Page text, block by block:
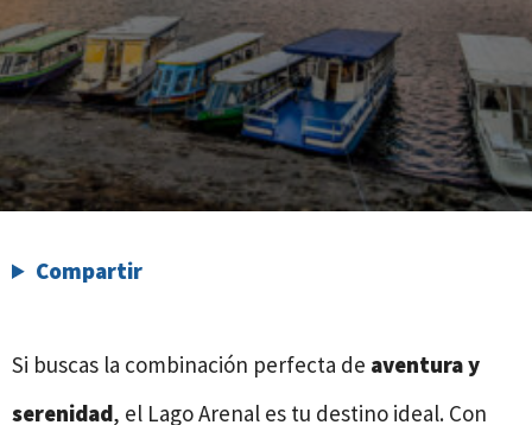
Compartir
Si buscas la combinación perfecta de aventura y
serenidad, el Lago Arenal es tu destino ideal. Con